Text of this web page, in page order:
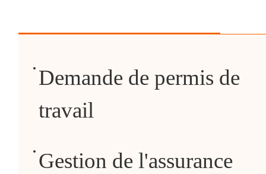
Demande de permis de
travail
Gestion de l'assurance